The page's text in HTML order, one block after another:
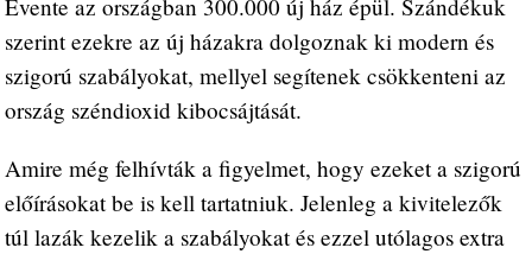
Évente az országban 300.000 új ház épül. Szándékuk
szerint ezekre az új házakra dolgoznak ki modern és
szigorú szabályokat, mellyel segítenek csökkenteni az
ország széndioxid kibocsájtását.
Amire még felhívták a figyelmet, hogy ezeket a szigorú
előírásokat be is kell tartatniuk. Jelenleg a kivitelezők
túl lazák kezelik a szabályokat és ezzel utólagos extra